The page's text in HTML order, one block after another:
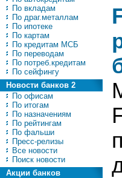
По вкладам
По драг.металлам
По ипотеке
По картам
По кредитам МСБ
По переводам
По потреб.кредитам
По сейфингу
Новости банков 2
По офисам
По итогам
По назначениям
По рейтингам
По фальши
Пресс-релизы
Все новости
Поиск новости
Акции банков